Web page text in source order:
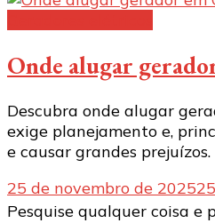
Onde alugar
Descubra onde alugar
exige planejamento e,
e causar grandes
25 de novembro de 2025
Procurando
Pesquise qualquer coisa e